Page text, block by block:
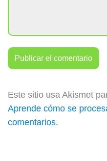
Este sitio usa Akismet
Aprende cómo se
comentarios.